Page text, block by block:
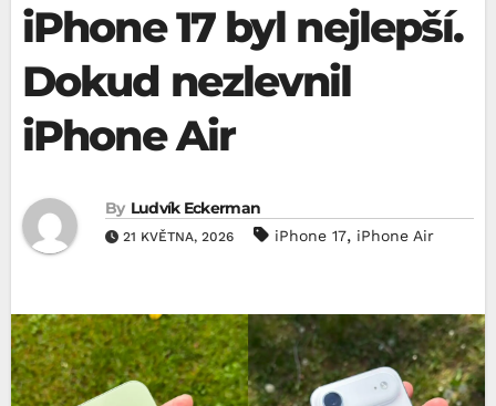
iPhone 17 byl nejlepší.
Dokud nezlevnil
iPhone Air
By Ludvík Eckerman
21 KVĚTNA, 2026 iPhone 17, iPhone Air